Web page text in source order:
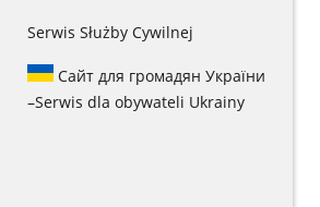
Serwis Służby Cywilnej
Сайт для громадян України
–Serwis dla obywateli Ukrainy